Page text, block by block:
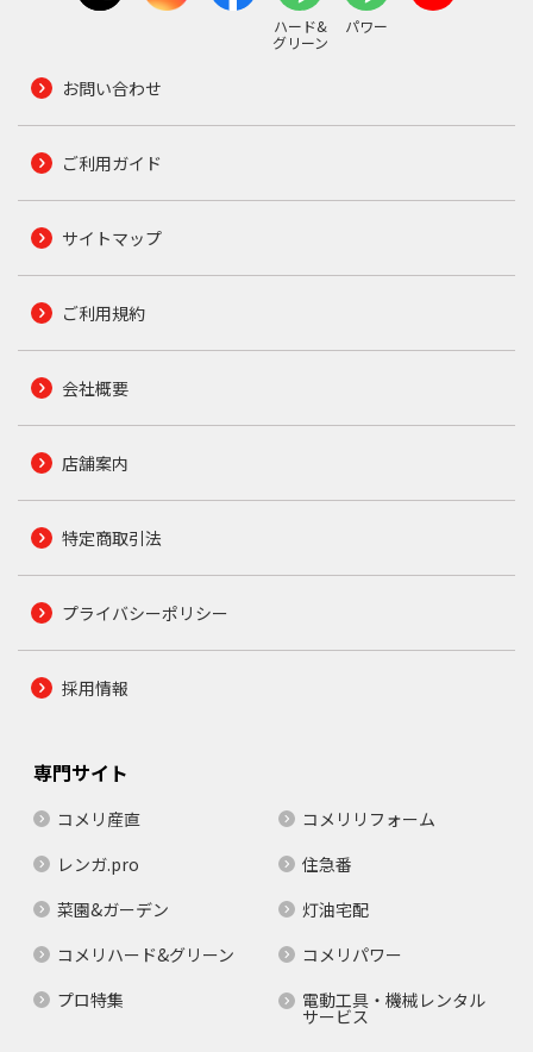
ハード&
グリーン
パワー
お問い合わせ
ご利用ガイド
サイトマップ
ご利用規約
会社概要
店舗案内
特定商取引法
プライバシーポリシー
採用情報
専門サイト
コメリ産直
コメリリフォーム
レンガ.pro
住急番
菜園&ガーデン
灯油宅配
コメリハード&グリーン
コメリパワー
プロ特集
電動工具・機械レンタル
サービス